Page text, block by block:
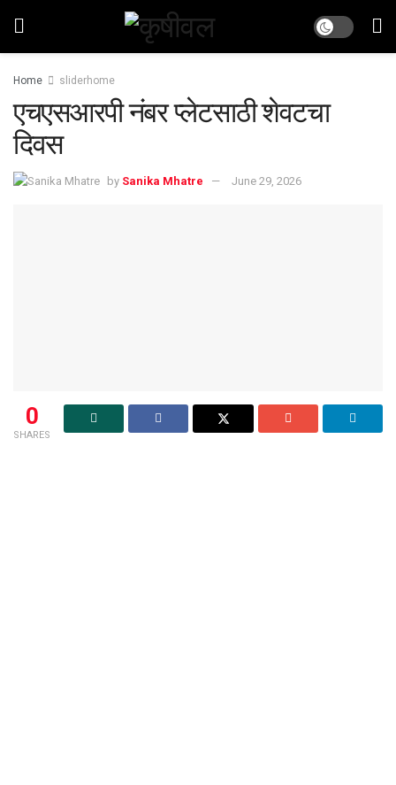
Home sliderhome
एचएसआरपी नंबर प्लेटसाठी शेवटचा
दिवस
by Sanika Mhatre June 29, 2026
0
SHARES